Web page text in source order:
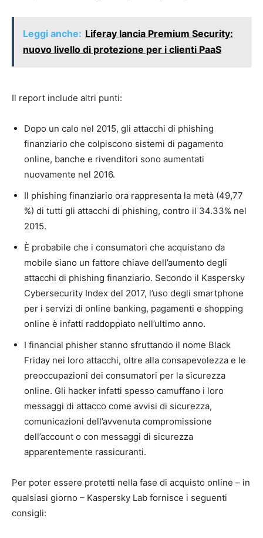
Leggi anche: Liferay lancia Premium Security:
nuovo livello di protezione per i clienti PaaS
Il report include altri punti:
Dopo un calo nel 2015, gli attacchi di phishing
finanziario che colpiscono sistemi di pagamento
online, banche e rivenditori sono aumentati
nuovamente nel 2016.
Il phishing finanziario ora rappresenta la metà (49,77
%) di tutti gli attacchi di phishing, contro il 34.33% nel
2015.
È probabile che i consumatori che acquistano da
mobile siano un fattore chiave dell’aumento degli
attacchi di phishing finanziario. Secondo il Kaspersky
Cybersecurity Index del 2017, l’uso degli smartphone
per i servizi di online banking, pagamenti e shopping
online è infatti raddoppiato nell’ultimo anno.
I financial phisher stanno sfruttando il nome Black
Friday nei loro attacchi, oltre alla consapevolezza e le
preoccupazioni dei consumatori per la sicurezza
online. Gli hacker infatti spesso camuffano i loro
messaggi di attacco come avvisi di sicurezza,
comunicazioni dell’avvenuta compromissione
dell’account o con messaggi di sicurezza
apparentemente rassicuranti.
Per poter essere protetti nella fase di acquisto online – in
qualsiasi giorno – Kaspersky Lab fornisce i seguenti
consigli: